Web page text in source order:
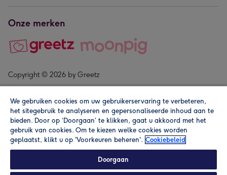
Onze merken
Copyright © 2026 by Greetz
Alle prijzen zijn inclusief btw en andere heffingen. Lees de
We gebruiken cookies om uw gebruikerservaring te verbeteren,
het sitegebruik te analyseren en gepersonaliseerde inhoud aan te
bieden. Door op ‘Doorgaan’ te klikken, gaat u akkoord met het
gebruik van cookies. Om te kiezen welke cookies worden
geplaatst, klikt u op 'Voorkeuren beheren'. Cookiebeleid
Doorgaan